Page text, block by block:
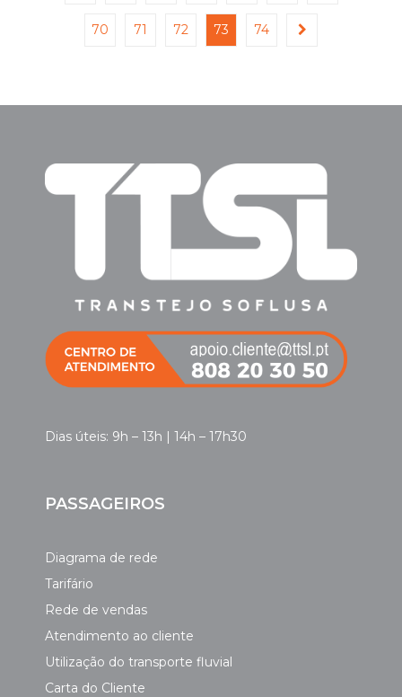
70 71 72 73 74
Dias úteis: 9h – 13h | 14h – 17h30
PASSAGEIROS
Diagrama de rede
Tarifário
Rede de vendas
Atendimento ao cliente
Utilização do transporte fluvial
Carta do Cliente